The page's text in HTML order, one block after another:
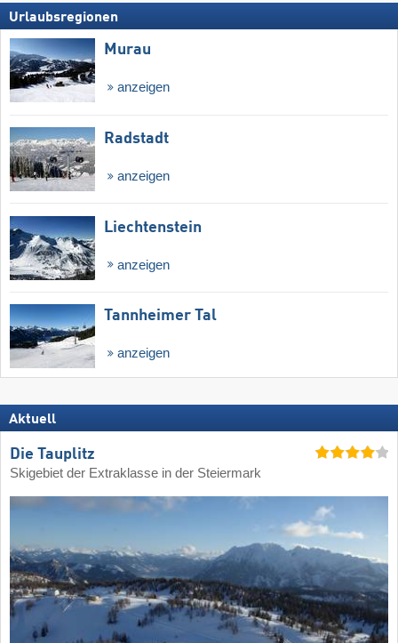
Urlaubsregionen
Murau
anzeigen
Radstadt
anzeigen
Liechtenstein
anzeigen
Tannheimer Tal
anzeigen
Aktuell
Die Tauplitz
Skigebiet der Extraklasse in der Steiermark